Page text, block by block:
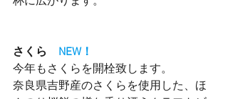
さくら NEW！
今年もさくらを開栓致します。
奈良県吉野産のさくらを使用した、ほ